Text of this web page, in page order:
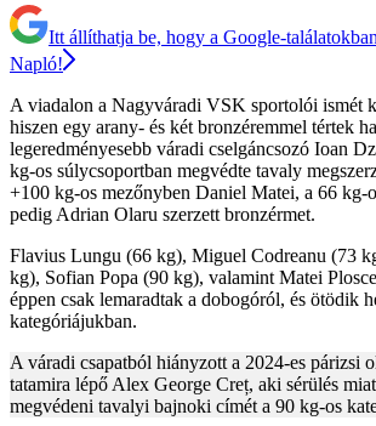
Itt állíthatja be, hogy a Google-
Napló!
A viadalon a Nagyváradi VSK sportolói ismét
hiszen egy arany- és két bronzéremmel tértek
legeredményesebb váradi cselgáncsozó Ioan
kg-os súlycsoportban megvédte tavaly
+100 kg-os mezőnyben Daniel Matei, a 66 kg-
pedig Adrian Olaru szerzett bronzérmet.
Flavius Lungu (66 kg), Miguel Codreanu (73
kg), Sofian Popa (90 kg), valamint Matei
éppen csak lemaradtak a dobogóról, és ötödik
kategóriájukban.
A váradi csapatból hiányzott a 2024-es párizsi
tatamira lépő Alex George Creț, aki sérülés
megvédeni tavalyi bajnoki címét a 90 kg-os